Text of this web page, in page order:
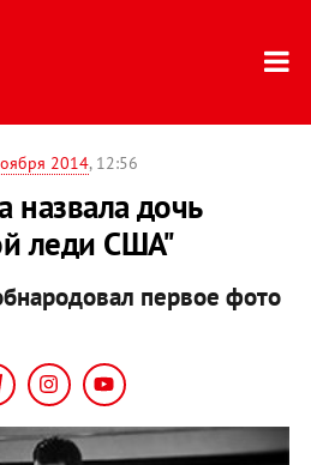
2014, 12:56
дочь
леди США"
первое фото